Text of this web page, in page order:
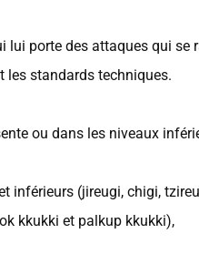
lui porte des attaques qui se
les standards techniques.
ou dans les niveaux
inférieurs (jireugi, chigi,
kkukki et palkup kkukki),